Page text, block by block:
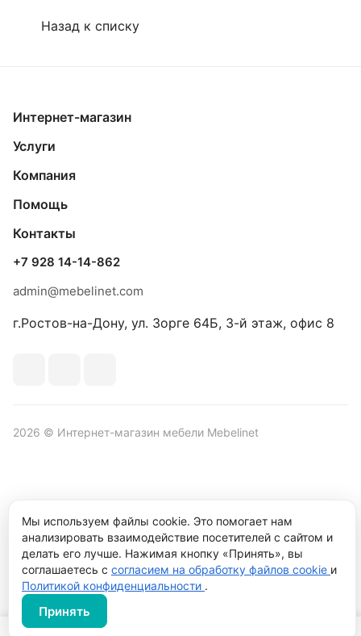
Назад к списку
Интернет-магазин
Услуги
Компания
Помощь
Контакты
+7 928 14-14-862
admin@mebelinet.com
г.Ростов-на-Дону, ул. Зорге 64Б, 3-й этаж, офис 8
2026 © Интернет-магазин мебели Mebelinet
конфиденциальности
Продвижение сайта студияРекламный контент
Мы используем файлы cookie. Это помогает нам
анализировать взаимодействие посетителей с сайтом и
делать его лучше. Нажимая кнопку «Принять», вы
соглашаетесь с согласием на обработку файлов cookie и
Политикой конфиденциальности .
Принять